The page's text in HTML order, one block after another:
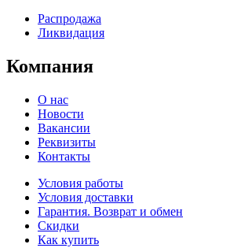
Распродажа
Ликвидация
Компания
О нас
Новости
Вакансии
Реквизиты
Контакты
Условия работы
Условия доставки
Гарантия. Возврат и обмен
Скидки
Как купить